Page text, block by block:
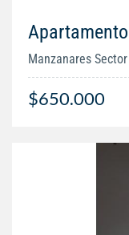
Manzanares
$650.000